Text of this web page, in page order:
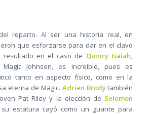
reparto. Al ser una historia real, en
que esforzarse para dar en el clavo
resultado en el caso de Quincy Isaiah,
Johnson, es increíble, pues es
tanto en aspecto físico, como en la
eterna de Magic. Adrien Brodytambién
Pat Riley y la elección de Solomon
estatura cayó como un guante para